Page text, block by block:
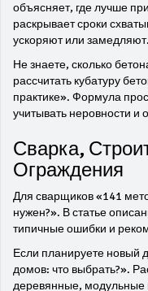
объясняет, где лучше
раскрывает сроки
ускоряют или замедляют.
Не знаете, сколько
рассчитать кубатуру
практике». Формула
учитывать неровности и
Сварка,
Ограждения
Для сварщиков «141
нужен?». В статье
типичные ошибки и
Если планируете новый
домов: что выбрать?».
деревянные, модульные